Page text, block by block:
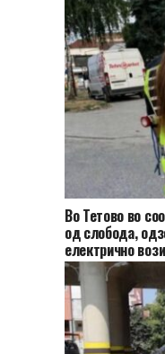
Во Тетово во
од слобода,
електрично